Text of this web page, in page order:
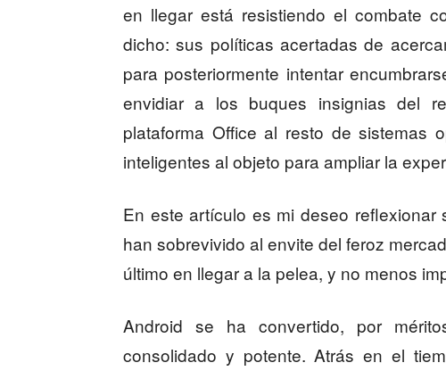
en llegar está resistiendo el combate
dicho: sus políticas acertadas de
para posteriormente intentar
envidiar a los buques insignias del
plataforma Office al resto de sistemas
inteligentes al objeto para ampliar la
En este artículo es mi deseo
han sobrevivido al envite del feroz
último en llegar a la pelea, y no menos
Android se ha convertido, por
consolidado y potente. Atrás en el